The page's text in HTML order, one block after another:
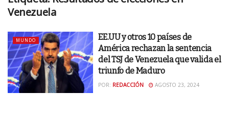
Venezuela
MUNDO
EE.UU y otros 10 países de
América rechazan la sentencia
del TSJ de Venezuela que valida el
triunfo de Maduro
POR: REDACCIÓN AGOSTO 23, 2024